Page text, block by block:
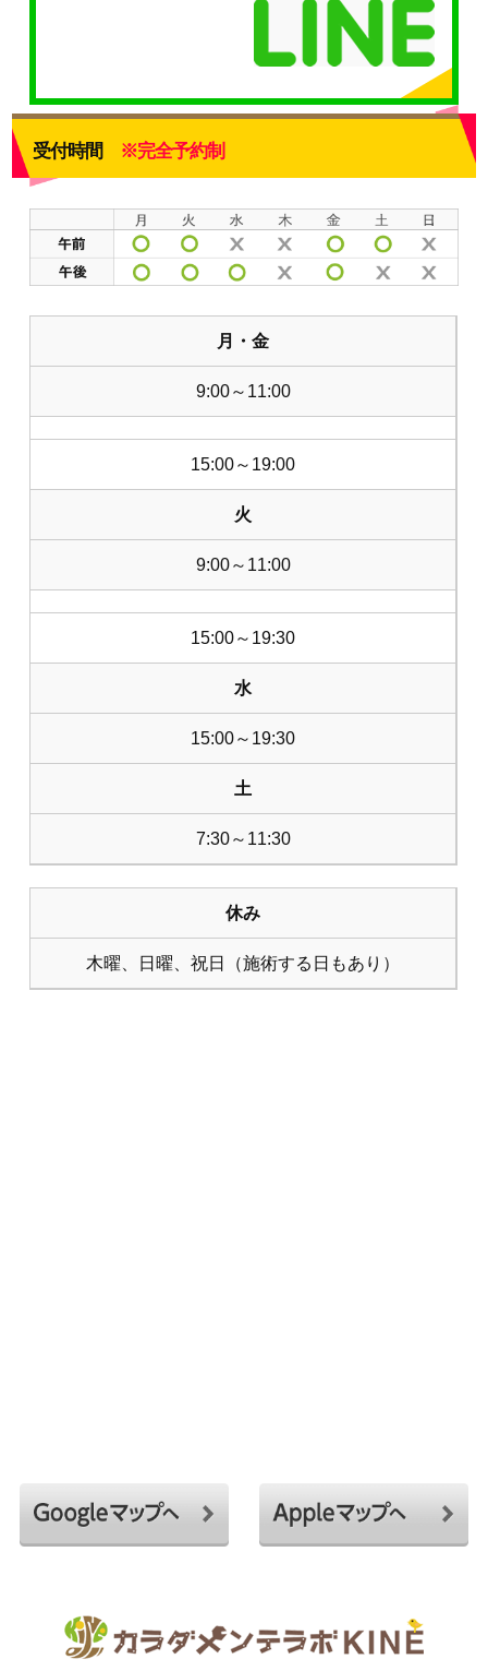
受付時間 ※完全予約制
月・金
9:00～11:00
15:00～19:00
火
9:00～11:00
15:00～19:30
水
15:00～19:30
土
7:30～11:30
休み
木曜、日曜、祝日（施術する日もあり）